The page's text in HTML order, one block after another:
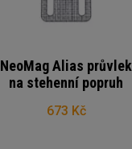
NeoMag Alias průvlek
na stehenní popruh
673 Kč